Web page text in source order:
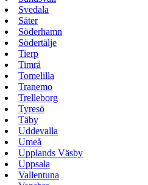
Svedala
Säter
Söderhamn
Södertälje
Tierp
Timrå
Tomelilla
Tranemo
Trelleborg
Tyresö
Täby
Uddevalla
Umeå
Upplands Väsby
Uppsala
Vallentuna